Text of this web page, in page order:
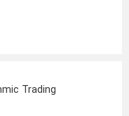
Trading